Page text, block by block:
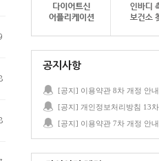
공지사항
[공지] 이용약관 8차 개정 안내
[공지] 이용약관 7차 개정 안내